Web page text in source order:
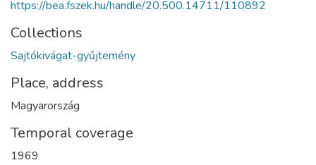
https://bea.fszek.hu/handle/20.500.14711/110892
Collections
Sajtókivágat-gyűjtemény
Place, address
Magyarország
Temporal coverage
1969